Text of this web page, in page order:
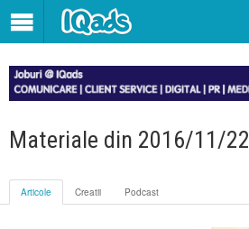
Materiale din 2016/11/22
Articole Creatii Podcast